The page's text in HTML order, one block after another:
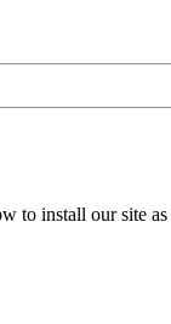
to install our site